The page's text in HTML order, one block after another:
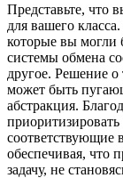
Представьте, что
для вашего
которые вы могли
системы обмена
другое. Решение о
может быть
абстракция.
соответствующие
обеспечивая, что
задачу, не